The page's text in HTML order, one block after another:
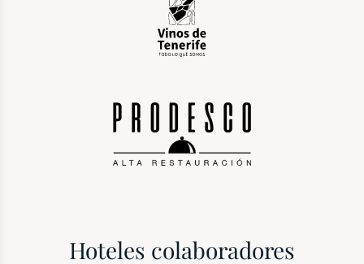
Hoteles colaboradores